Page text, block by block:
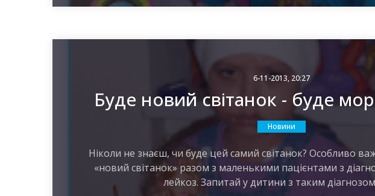
6-11-2013, 20:27
Буде новий світанок - буде
Новини
Ніколи не знаєш, чи буде цей самий світанок? Особливо
«новий світанок» разом з маленькими пацієнтами з
лейкоз. Запитай у дитини з таким